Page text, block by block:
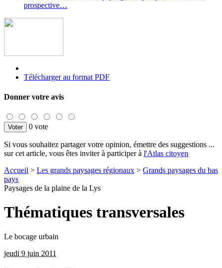
prospective…
Télécharger au format PDF
Donner votre avis
0 vote
Si vous souhaitez partager votre opinion, émettre des suggestions ...
sur cet article, vous êtes inviter à participer à l'Atlas citoyen
Accueil > Les grands paysages régionaux > Grands paysages du bas
pays
Paysages de la plaine de la Lys
Thématiques transversales
Le bocage urbain
jeudi 9 juin 2011